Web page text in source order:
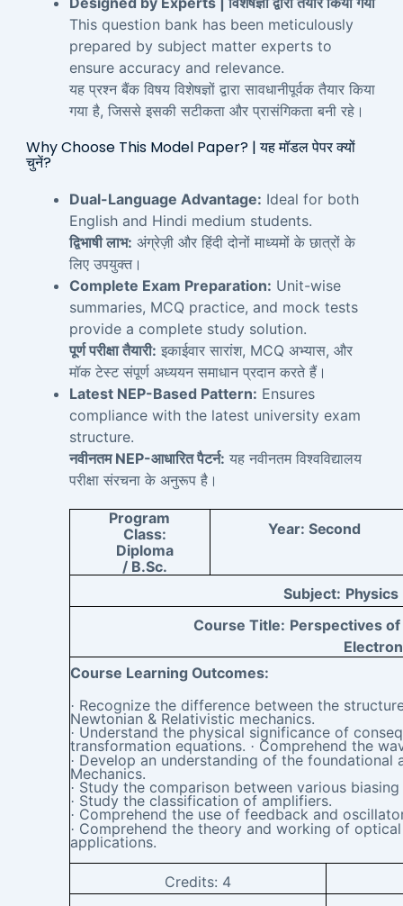
This question bank has been meticulously
prepared by subject matter experts to
ensure accuracy and relevance.
यह प्रश्न बैंक विषय विशेषज्ञों द्वारा सावधानीपूर्वक तैयार किया
गया है, जिससे इसकी सटीकता और प्रासंगिकता बनी रहे।
Why Choose This Model Paper? | यह मॉडल पेपर क्यों
चुनें?
Dual-Language Advantage: Ideal for both
English and Hindi medium students.
द्विभाषी लाभ: अंग्रेज़ी और हिंदी दोनों माध्यमों के छात्रों के
लिए उपयुक्त।
Complete Exam Preparation: Unit-wise
summaries, MCQ practice, and mock tests
provide a complete study solution.
पूर्ण परीक्षा तैयारी: इकाईवार सारांश, MCQ अभ्यास, और
मॉक टेस्ट संपूर्ण अध्ययन समाधान प्रदान करते हैं।
Latest NEP-Based Pattern: Ensures
compliance with the latest university exam
structure.
नवीनतम NEP-आधारित पैटर्न: यह नवीनतम विश्वविद्यालय
परीक्षा संरचना के अनुरूप है।
Program
Class:
Diploma
/ B.Sc.
Year: Second
Subject: Physics
Course Title: Perspectives
Course Learning Outcomes:
· Recognize the difference between the
Newtonian & Relativistic mechanics.
· Understand the physical significance of
transformation equations. · Comprehend the
· Develop an understanding of the foundational
Mechanics.
· Study the comparison between various
· Study the classification of amplifiers.
· Comprehend the use of feedback and
· Comprehend the theory and working of
applications.
Credits: 4